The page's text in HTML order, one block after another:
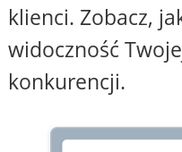
klienci. Zobacz,
widoczność
konkurencji.